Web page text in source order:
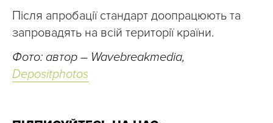
Після апробації стандарт доопрацюють та
запровадять на всій території країни.
Фото: автор – Wavebreakmedia,
Depositphotos